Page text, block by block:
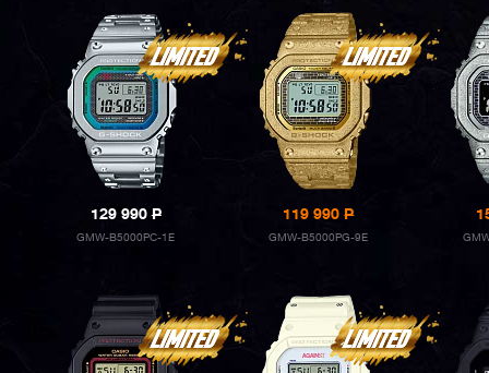
129 990P
GMW-B5000PC-1E
119 990P
GMW-B5000PG-9E